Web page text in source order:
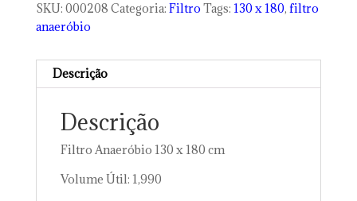
SKU: 000208 Categoria: Filtro Tags: 130 x 180, filtro
anaeróbio
Descrição
Descrição
Filtro Anaeróbio 130 x 180 cm
Volume Útil: 1,990